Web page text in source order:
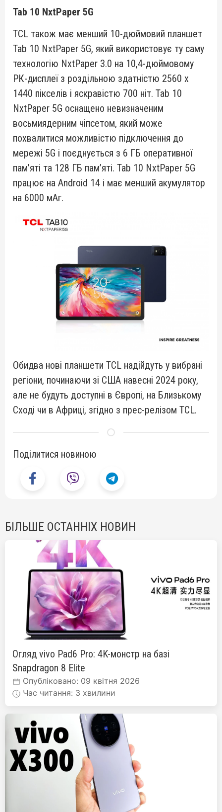
Tab 10 NxtPaper 5G
TCL також має менший 10-дюймовий планшет
Tab 10 NxtPaper 5G, який використовує ту саму
технологію NxtPaper 3.0 на 10,4-дюймовому
РК-дисплеї з роздільною здатністю 2560 x
1440 пікселів і яскравістю 700 ніт. Tab 10
NxtPaper 5G оснащено невизначеним
восьмиядерним чіпсетом, який може
похвалитися можливістю підключення до
мережі 5G і поєднується з 6 ГБ оперативної
пам’яті та 128 ГБ пам’яті. Tab 10 NxtPaper 5G
працює на Android 14 і має менший акумулятор
на 6000 мАг.
Обидва нові планшети TCL надійдуть у вибрані
регіони, починаючи зі США навесні 2024 року,
але не будуть доступні в Європі, на Близькому
Сході чи в Африці, згідно з прес-релізом TCL.
Поділитися новиною
БІЛЬШЕ ОСТАННІХ НОВИН
Огляд vivo Pad6 Pro: 4K-монстр на базі
Snapdragon 8 Elite
Опубліковано: 09 квітня 2026
Час читання: 3 хвилини